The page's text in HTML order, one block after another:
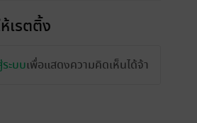
เรตติ้ง
ระบบเพื่อแสดงความคิดเห็นได้จ้า